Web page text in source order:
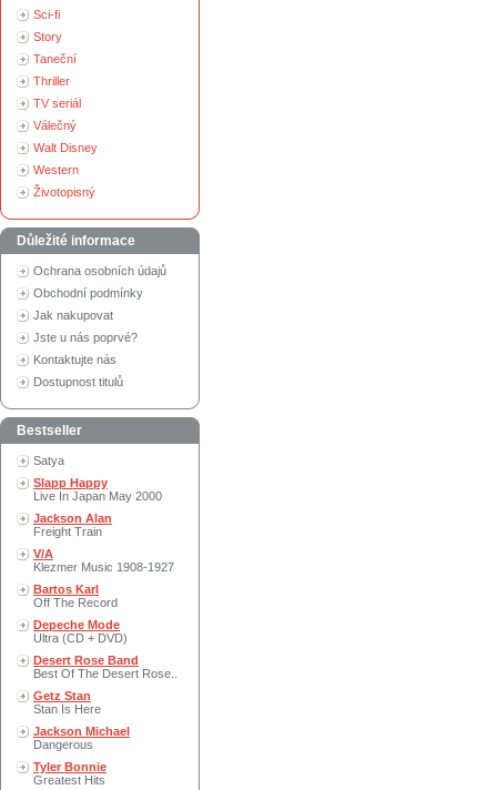
Sci-fi
Story
Taneční
Thriller
TV seriál
Válečný
Walt Disney
Western
Životopisný
Důležité informace
Ochrana osobních údajů
Obchodní podmínky
Jak nakupovat
Jste u nás poprvé?
Kontaktujte nás
Dostupnost titulů
Bestseller
Satya
Slapp Happy
Live In Japan May 2000
Jackson Alan
Freight Train
V/A
Klezmer Music 1908-1927
Bartos Karl
Off The Record
Depeche Mode
Ultra (CD + DVD)
Desert Rose Band
Best Of The Desert Rose..
Getz Stan
Stan Is Here
Jackson Michael
Dangerous
Tyler Bonnie
Greatest Hits